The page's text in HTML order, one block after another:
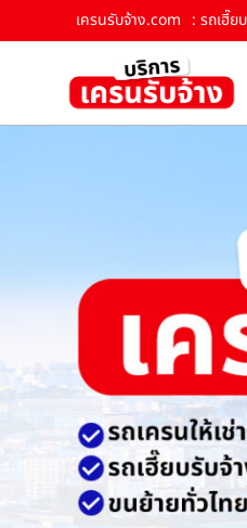
เครนรับจ้าง.com : รถเฮี๊ย